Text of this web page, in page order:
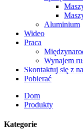
Aluminium
Wideo
Praca
Wynajem
Skontaktuj się z
Pobierać
Dom
Produkty
Kategorie